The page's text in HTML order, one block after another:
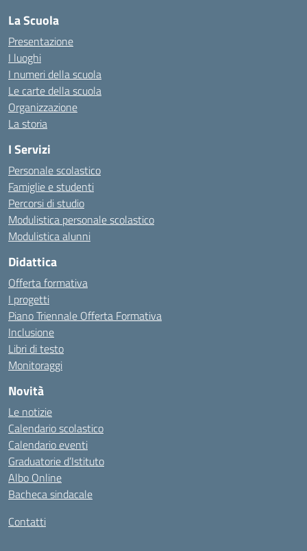
La Scuola
Presentazione
I luoghi
I numeri della scuola
Le carte della scuola
Organizzazione
La storia
I Servizi
Personale scolastico
Famiglie e studenti
Percorsi di studio
Modulistica personale scolastico
Modulistica alunni
Didattica
Offerta formativa
I progetti
Piano Triennale Offerta Formativa
Inclusione
Libri di testo
Monitoraggi
Novità
Le notizie
Calendario scolastico
Calendario eventi
Graduatorie d’Istituto
Albo Online
Bacheca sindacale
Contatti